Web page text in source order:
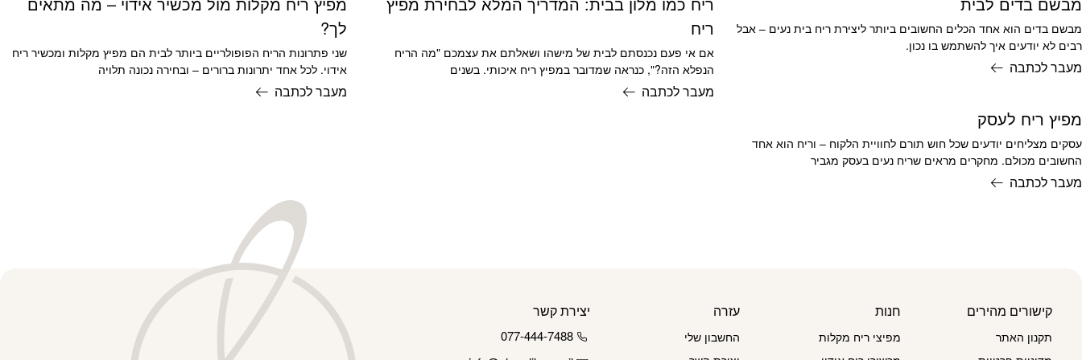
מבשם בדים הוא אחד הכלים החשובים ביותר ליצירת ריח בית נעים – אבל
רבים לא יודעים איך להשתמש בו נכון.
מעבר לכתבה
ריח
אם אי פעם נכנסתם לבית של מישהו ושאלתם את עצמכם "מה הריח
הנפלא הזה?", כנראה שמדובר במפיץ ריח איכותי. בשנים
מעבר לכתבה
לך?
שני פתרונות הריח הפופולריים ביותר לבית הם מפיץ מקלות ומכשיר ריח
אידוי. לכל אחד יתרונות ברורים – ובחירה נכונה תלויה
מעבר לכתבה
מפיץ ריח לעסק
עסקים מצליחים יודעים שכל חוש תורם לחוויית הלקוח – וריח הוא אחד
החשובים מכולם. מחקרים מראים שריח נעים בעסק מגביר
מעבר לכתבה
קישורים מהירים
תקנון האתר
חנות
מפיצי ריח מקלות
עזרה
החשבון שלי
יצירת קשר
077-444-7488